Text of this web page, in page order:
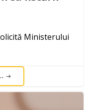
Ministerului